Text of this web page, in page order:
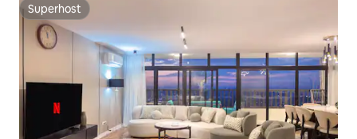
Superhost
Superhost